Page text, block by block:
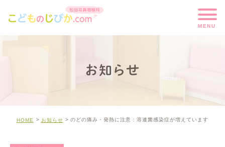
お知らせ
HOME お知らせ のどの痛み・発熱に注意：溶連菌感染症が増えています